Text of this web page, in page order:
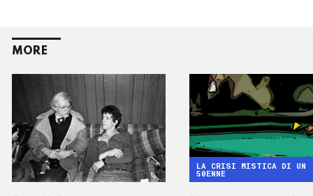
MORE
LA CRISI MISTICA DI UN
50ENNE